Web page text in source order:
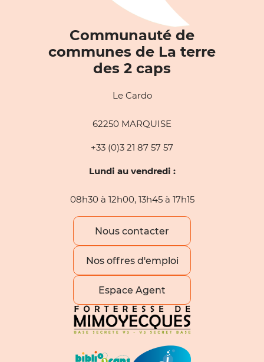
Communauté de
communes de La terre
des 2 caps
Le Cardo
62250 MARQUISE
+33 (0)3 21 87 57 57
Lundi au vendredi :
08h30 à 12h00, 13h45 à 17h15
Nous contacter
Nos offres d'emploi
Espace Agent